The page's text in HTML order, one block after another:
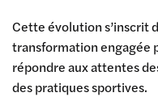
Cette évolution s’inscrit
transformation engagée
répondre aux attentes
des pratiques sportives.